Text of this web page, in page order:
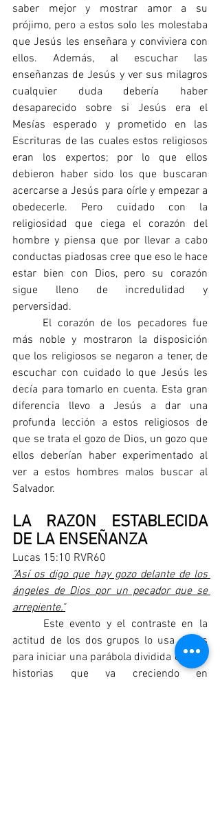
saber mejor y mostrar amor a su
prójimo, pero a estos solo les molestaba
que Jesús les enseñara y conviviera con
ellos. Además, al escuchar las
enseñanzas de Jesús y ver sus milagros
cualquier duda debería haber
desaparecido sobre si Jesús era el
Mesías esperado y prometido en las
Escrituras de las cuales estos religiosos
eran los expertos; por lo que ellos
debieron haber sido los que buscaran
acercarse a Jesús para oírle y empezar a
obedecerle. Pero cuidado con la
religiosidad que ciega el corazón del
hombre y piensa que por llevar a cabo
conductas piadosas cree que eso le hace
estar bien con Dios, pero su corazón
sigue lleno de incredulidad y
perversidad.
más noble y mostraron la disposición
que los religiosos se negaron a tener, de
escuchar con cuidado lo que Jesús les
decía para tomarlo en cuenta. Esta gran
diferencia llevo a Jesús a dar una
profunda lección a estos religiosos de
que se trata el gozo de Dios, un gozo que
ellos deberían haber experimentado al
ver a estos hombres malos buscar al
Salvador.
LA RAZON ESTABLECIDA
DE LA ENSEÑANZA
Lucas 15:10 RVR60
"Así os digo que hay gozo delante de los
ángeles de Dios por un pecador que se
arrepiente."
actitud de los dos grupos lo usa Jesús
para iniciar una parábola dividida en tres
historias que va creciendo en